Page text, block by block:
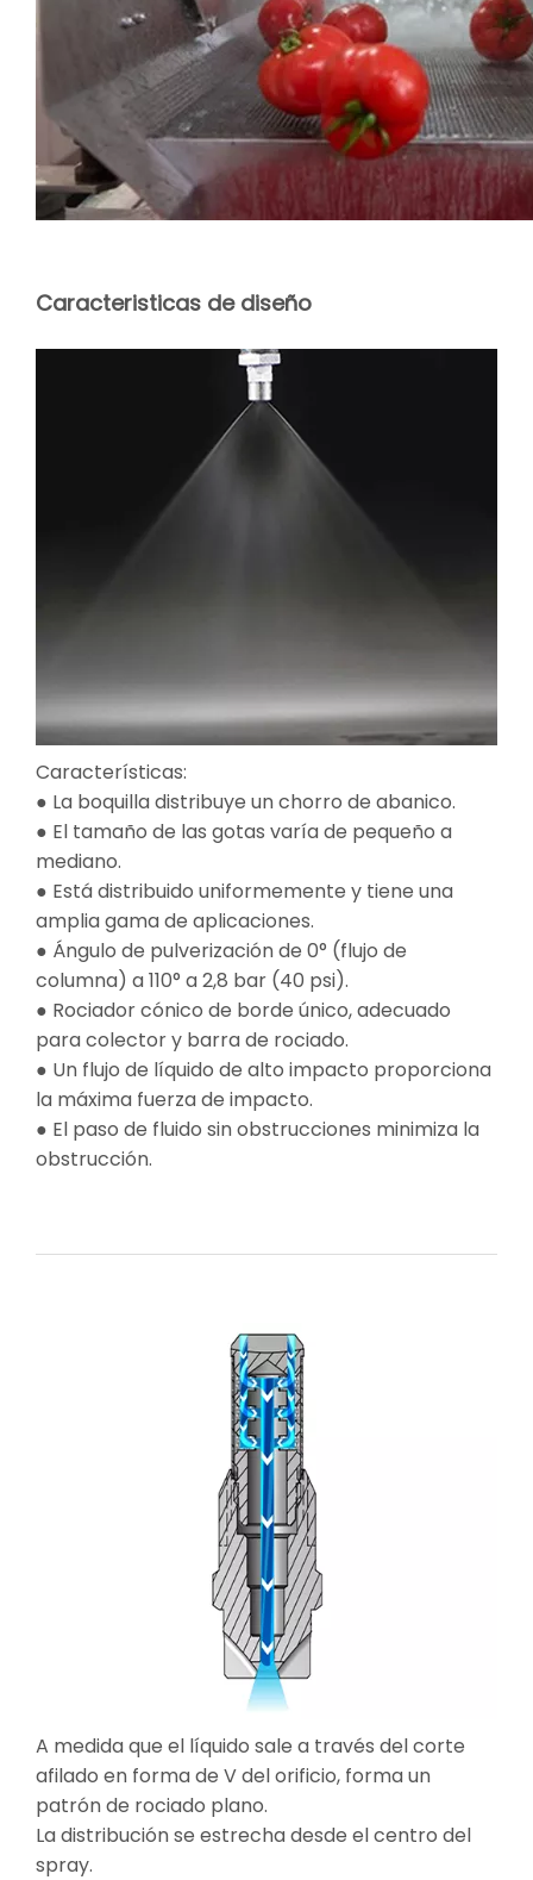
Caracteristicas de diseño
Características:
● La boquilla distribuye un chorro de abanico.
● El tamaño de las gotas varía de pequeño a
mediano.
● Está distribuido uniformemente y tiene una
amplia gama de aplicaciones.
● Ángulo de pulverización de 0° (flujo de
columna) a 110° a 2,8 bar (40 psi).
● Rociador cónico de borde único, adecuado
para colector y barra de rociado.
● Un flujo de líquido de alto impacto proporciona
la máxima fuerza de impacto.
● El paso de fluido sin obstrucciones minimiza la
obstrucción.
A medida que el líquido sale a través del corte
afilado en forma de V del orificio, forma un
patrón de rociado plano.
La distribución se estrecha desde el centro del
spray.